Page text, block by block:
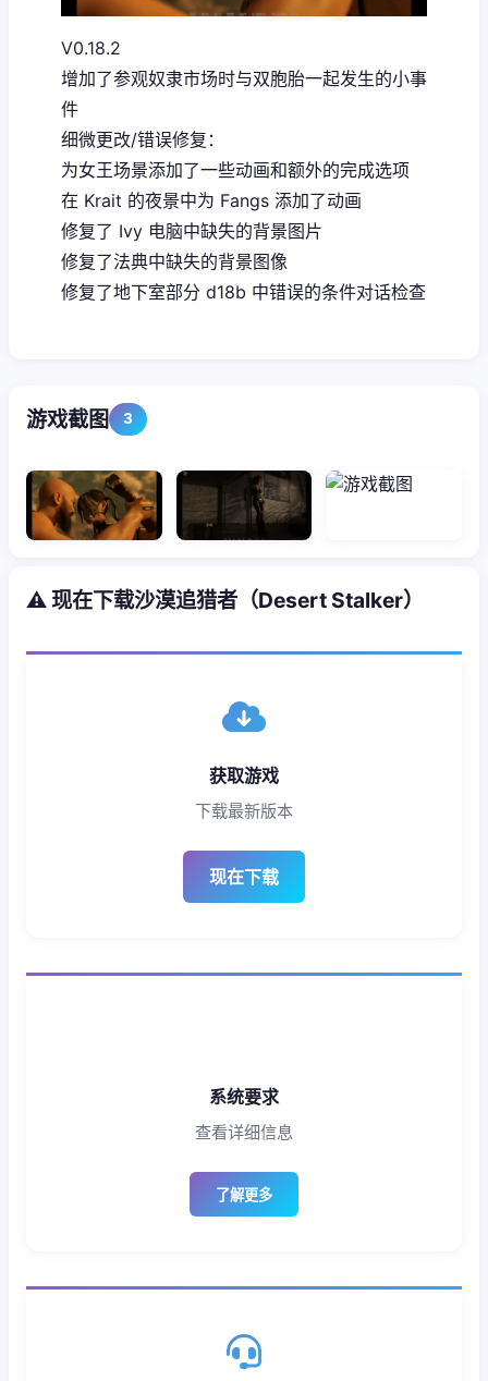
V0.18.2
增加了参观奴隶市场时与双胞胎一起发生的小事
件
细微更改/错误修复：
为女王场景添加了一些动画和额外的完成选项
在 Krait 的夜景中为 Fangs 添加了动画
修复了 Ivy 电脑中缺失的背景图片
修复了法典中缺失的背景图像
修复了地下室部分 d18b 中错误的条件对话检查
游戏截图 3
⚠️ 现在下载沙漠追猎者（Desert Stalker）
获取游戏
下载最新版本
现在下载
系统要求
查看详细信息
了解更多